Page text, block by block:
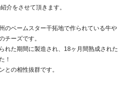
介をさせて頂きます。
のベームスター干拓地で作られている牛や
チーズです。
れた期間に製造され、18ヶ月間熟成された
！
との相性抜群です。